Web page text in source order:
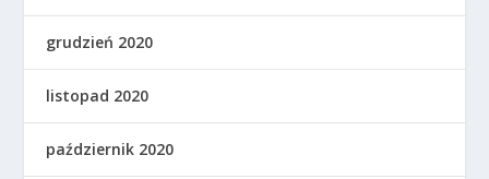
grudzień 2020
listopad 2020
październik 2020